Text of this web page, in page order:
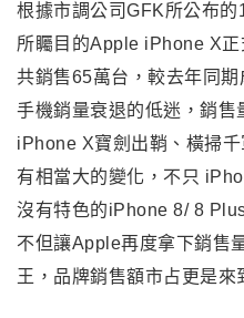
根據市調公司GFK所公布
所矚目的Apple iPhone X
共銷售65萬台，較去年同
手機銷量衰退的低迷，銷
iPhone X寶劍出鞘、橫掃
有相當大的變化，不只
沒有特色的iPhone 8/ 8
不但讓Apple再度拿下銷售
王，品牌銷售額市占更是來